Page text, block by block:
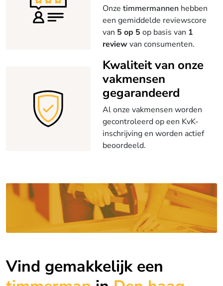
Onze timmermannen hebben
een gemiddelde reviewscore
van 5 op 5 op basis van 1
reviewvan consumenten.
Kwaliteit van onze
vakmensen
gegarandeerd
Al onze vakmensen worden
gecontroleerd op een KvK-
inschrijving en worden actief
beoordeeld.
Vind gemakkelijk een